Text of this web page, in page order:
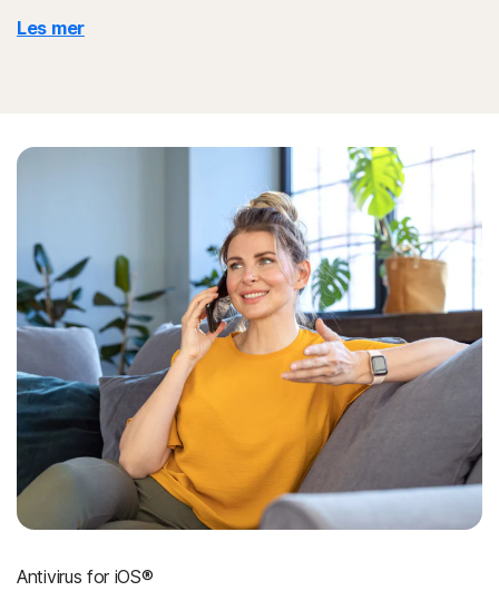
Les mer
Antivirus for iOS®